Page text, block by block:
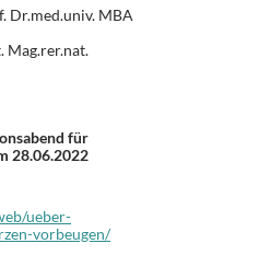
Dr.med.univ. MBA
Mag.rer.nat.
für
28.06.2022
ueber-
vorbeugen/